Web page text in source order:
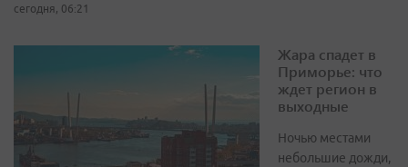
сегодня, 06:21
Жара спадет в
Приморье: что
ждет регион в
выходные
Ночью местами
небольшие дожди,